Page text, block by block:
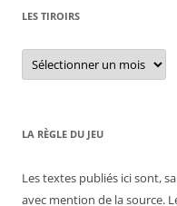
LES TIROIRS
Les
tiroirs
LA RÈGLE DU JEU
Les textes publiés ici sont,
avec mention de la source.